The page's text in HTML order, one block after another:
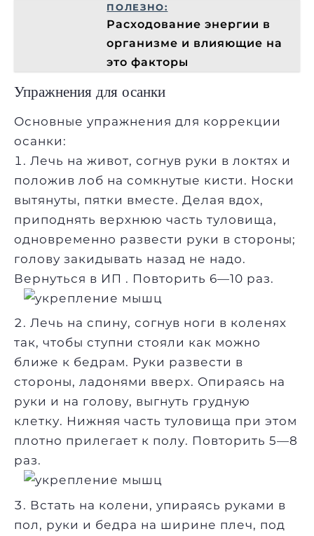
ПОЛЕЗНО:
Расходование энергии в
организме и влияющие на
это факторы
Упражнения для осанки
Основные упражнения для коррекции
осанки:
Лечь на живот, согнув руки в локтях и
положив лоб на сомкнутые кисти. Носки
вытянуты, пятки вместе. Делая вдох,
приподнять верхнюю часть туловища,
одновременно развести руки в стороны;
голову закидывать назад не надо.
Вернуться в ИП . Повторить 6—10 раз.
Лечь на спину, согнув ноги в коленях
так, чтобы ступни стояли как можно
ближе к бедрам. Руки развести в
стороны, ладонями вверх. Опираясь на
руки и на голову, выгнуть грудную
клетку. Нижняя часть туловища при этом
плотно прилегает к полу. Повторить 5—8
раз.
Встать на колени, упираясь руками в
пол, руки и бедра на ширине плеч, под